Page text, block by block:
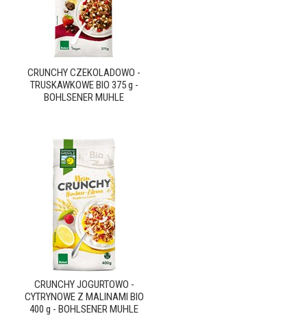
CRUNCHY CZEKOLADOWO -
TRUSKAWKOWE BIO 375 g -
BOHLSENER MUHLE
CRUNCHY JOGURTOWO -
CYTRYNOWE Z MALINAMI BIO
400 g - BOHLSENER MUHLE